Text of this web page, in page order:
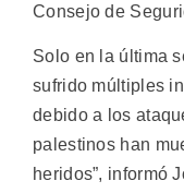
Consejo de
Solo en la última
sufrido múltiples
debido a los
palestinos han
heridos”, informó